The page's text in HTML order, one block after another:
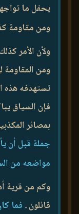
يحفل ما
ومن مقاومة
ولأن الأمر
ومن المقاومة
تستهدفه هذه
فإن السياق
بمصائر
جملة قبل أن
مواضعه من
وكم من قرية
قائلون . فما